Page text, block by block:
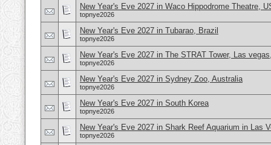
New Year's Eve 2027 in Waco Hippodrome Theatre,
topnye2026
New Year's Eve 2027 in Tubarao, Brazil
topnye2026
New Year's Eve 2027 in The STRAT Tower, Las
topnye2026
New Year's Eve 2027 in Sydney Zoo, Australia
topnye2026
New Year's Eve 2027 in South Korea
topnye2026
New Year's Eve 2027 in Shark Reef Aquarium in Las
topnye2026